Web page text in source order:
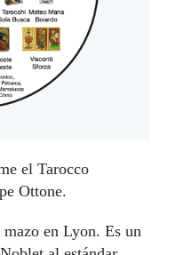
el Tarocco
Ottone.
en Lyon. Es un